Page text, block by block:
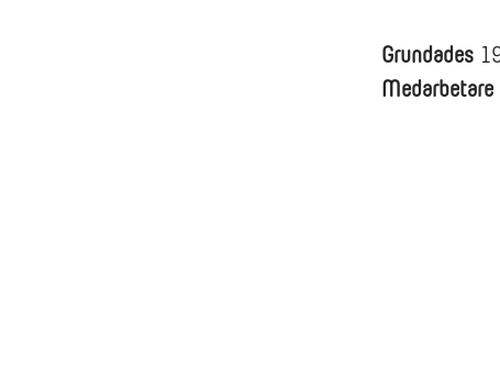
Grundades
Medarbetare